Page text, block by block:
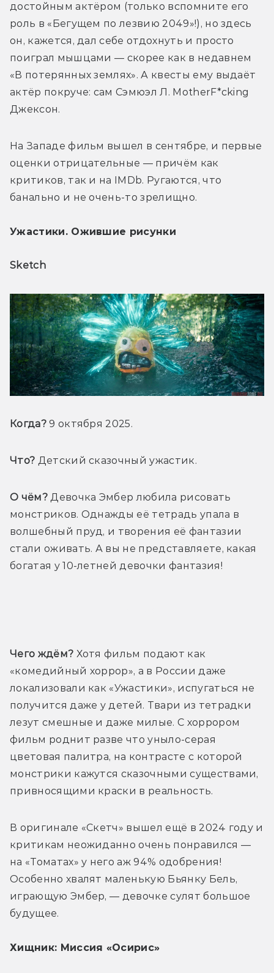
достойным актёром (только вспомните его
роль в «Бегущем по лезвию 2049»!), но здесь
он, кажется, дал себе отдохнуть и просто
поиграл мышцами — скорее как в недавнем
«В потерянных землях». А квесты ему выдаёт
актёр покруче: сам Сэмюэл Л. MotherF*cking
Джексон.
На Западе фильм вышел в сентябре, и первые
оценки отрицательные — причём как
критиков, так и на IMDb. Ругаются, что
банально и не очень-то зрелищно.
Ужастики. Ожившие рисунки
Sketch
Когда? 9 октября 2025.
Что? Детский сказочный ужастик.
О чём? Девочка Эмбер любила рисовать
монстриков. Однажды её тетрадь упала в
волшебный пруд, и творения её фантазии
стали оживать. А вы не представляете, какая
богатая у 10-летней девочки фантазия!
Чего ждём? Хотя фильм подают как
«комедийный хоррор», а в России даже
локализовали как «Ужастики», испугаться не
получится даже у детей. Твари из тетрадки
лезут смешные и даже милые. С хоррором
фильм роднит разве что уныло-серая
цветовая палитра, на контрасте с которой
монстрики кажутся сказочными существами,
привносящими краски в реальность.
В оригинале «Скетч» вышел ещё в 2024 году и
критикам неожиданно очень понравился —
на «Томатах» у него аж 94% одобрения!
Особенно хвалят маленькую Бьянку Бель,
играющую Эмбер, — девочке сулят большое
будущее.
Хищник: Миссия «Осирис»